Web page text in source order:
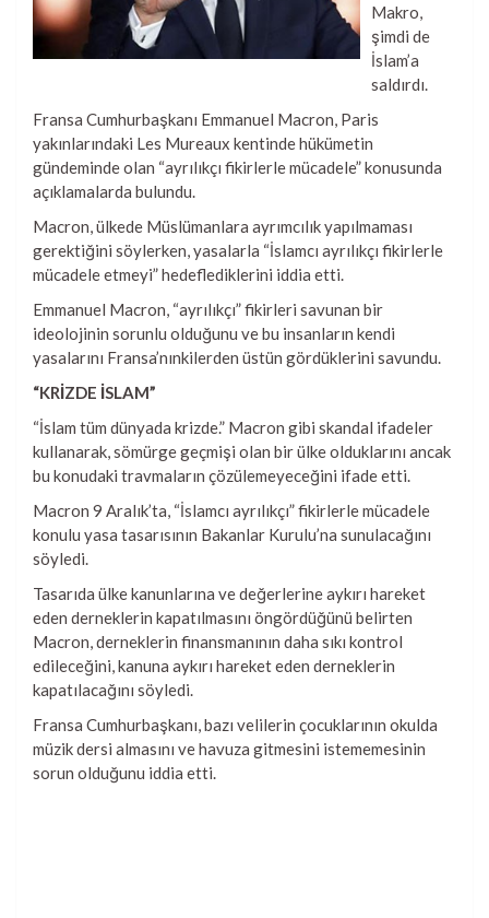
Makro,
şimdi de
İslam’a
saldırdı.
Fransa Cumhurbaşkanı Emmanuel Macron, Paris
yakınlarındaki Les Mureaux kentinde hükümetin
gündeminde olan “ayrılıkçı fikirlerle mücadele” konusunda
açıklamalarda bulundu.
Macron, ülkede Müslümanlara ayrımcılık yapılmaması
gerektiğini söylerken, yasalarla “İslamcı ayrılıkçı fikirlerle
mücadele etmeyi” hedeflediklerini iddia etti.
Emmanuel Macron, “ayrılıkçı” fikirleri savunan bir
ideolojinin sorunlu olduğunu ve bu insanların kendi
yasalarını Fransa’nınkilerden üstün gördüklerini savundu.
“KRİZDE İSLAM”
“İslam tüm dünyada krizde.” Macron gibi skandal ifadeler
kullanarak, sömürge geçmişi olan bir ülke olduklarını ancak
bu konudaki travmaların çözülemeyeceğini ifade etti.
Macron 9 Aralık’ta, “İslamcı ayrılıkçı” fikirlerle mücadele
konulu yasa tasarısının Bakanlar Kurulu’na sunulacağını
söyledi.
Tasarıda ülke kanunlarına ve değerlerine aykırı hareket
eden derneklerin kapatılmasını öngördüğünü belirten
Macron, derneklerin finansmanının daha sıkı kontrol
edileceğini, kanuna aykırı hareket eden derneklerin
kapatılacağını söyledi.
Fransa Cumhurbaşkanı, bazı velilerin çocuklarının okulda
müzik dersi almasını ve havuza gitmesini istememesinin
sorun olduğunu iddia etti.